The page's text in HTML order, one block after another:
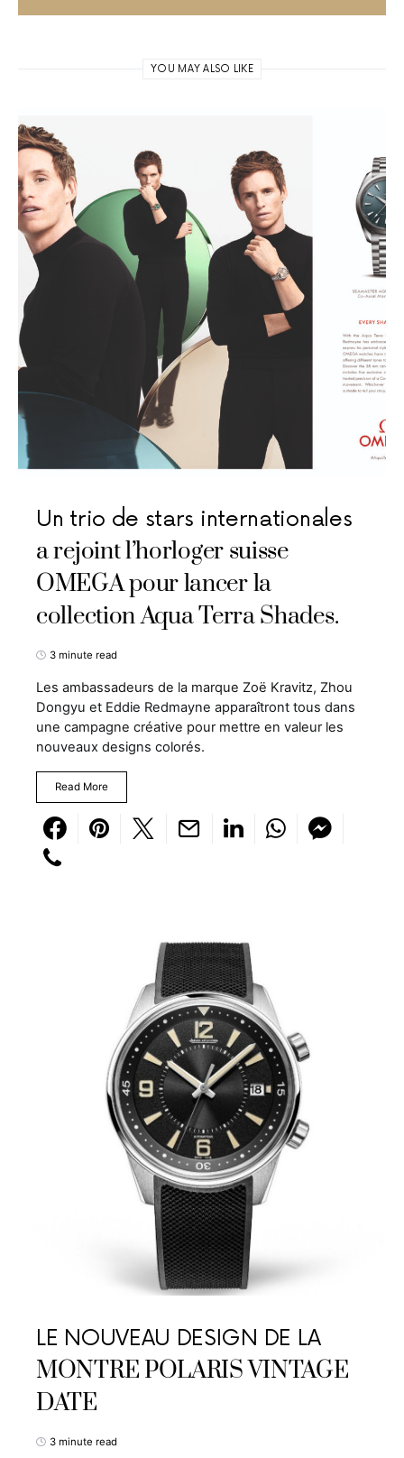
YOU MAY ALSO LIKE
Un trio de stars internationales
a rejoint l’horloger suisse
OMEGA pour lancer la
collection Aqua Terra Shades.
3 minute read
Les ambassadeurs de la marque Zoë Kravitz, Zhou
Dongyu et Eddie Redmayne apparaîtront tous dans
une campagne créative pour mettre en valeur les
nouveaux designs colorés.
Read More
LE NOUVEAU DESIGN DE LA
MONTRE POLARIS VINTAGE
DATE
3 minute read